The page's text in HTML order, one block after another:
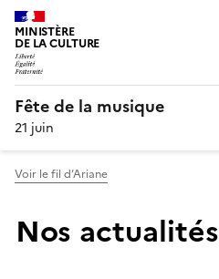
MINISTÈRE
DE LA CULTURE
Fête de la musique
21 juin
Voir le fil d’Ariane
Nos actualités